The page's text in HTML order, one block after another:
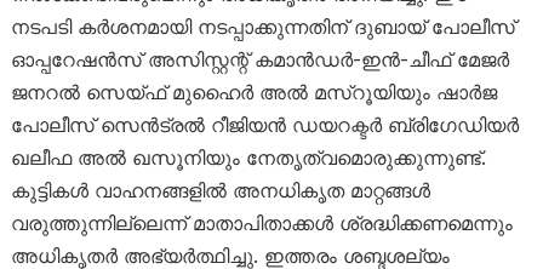
നടപടി കർശനമായി നടപ്പാക്കുന്നതിന് ദുബായ് പോലീസ്
ഓപ്പറേഷൻസ് അസിസ്റ്റന്റ് കമാൻഡർ-ഇൻ-ചീഫ് മേജർ
ജനറൽ സെയ്ഫ് മുഹൈർ അൽ മസ്‌റൂയിയും ഷാർജ
പോലീസ് സെൻട്രൽ റീജിയൻ ഡയറക്ടർ ബ്രിഗേഡിയർ
ഖലീഫ അൽ ഖസൂനിയും നേതൃത്വമൊരുക്കുന്നുണ്ട്.
കുട്ടികൾ വാഹനങ്ങളിൽ അനധികൃത മാറ്റങ്ങൾ
വരുത്തുന്നില്ലെന്ന് മാതാപിതാക്കൾ ശ്രദ്ധിക്കണമെന്നും
അധികൃതർ അഭ്യർത്ഥിച്ചു. ഇത്തരം ശബ്ദശല്യം